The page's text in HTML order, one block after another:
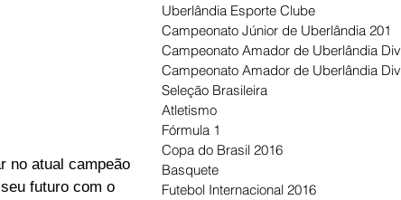
no atual campeão
futuro com o
Uberlândia Esporte Clube
Campeonato Júnior de Uberlândia 201
Campeonato Amador de Uberlândia Div
Campeonato Amador de Uberlândia Div
Seleção Brasileira
Atletismo
Fórmula 1
Copa do Brasil 2016
Basquete
Futebol Internacional 2016